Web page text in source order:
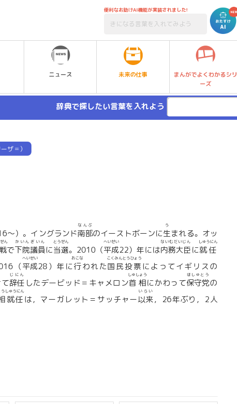
便利なお助けAI機能が実装されました!
ニュース 未来の仕事
まんがでよくわかるシリ
ーズ
辞典で探したい言葉を入れよう
ザ＝）
〜）。イングランド南部
なんぶ
のイーストボーンに生
う
まれる。オッ
ん
で下院
かいん
議員
ぎいん
に当選
とうせん
。2010（平成
へいせい
22）年には内務大臣
ないむだいじん
に就任
しゅうにん
（平成
へいせい
28）年に行
おこな
われた国民投票
こくみんとうひょう
によってイギリスの
辞任
じにん
したデービッド＝キャメロン首相
しゅしょう
にかわって保守党
ほしゅとう
の
就任
しゅうにん
は，マーガレット＝サッチャー以来
いらい
，26年ぶり，2人